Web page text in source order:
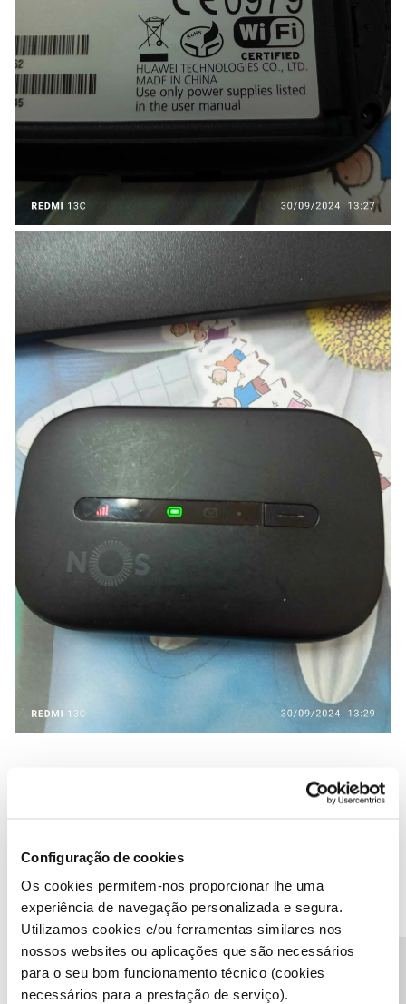
Configuração de cookies
Os cookies permitem-nos proporcionar lhe uma
experiência de navegação personalizada e segura.
Utilizamos cookies e/ou ferramentas similares nos
nossos websites ou aplicações que são necessários
para o seu bom funcionamento técnico (cookies
necessários para a prestação de serviço).
Só vejo quatro hipóteses:
Hotspot/pen ser 3G
Cartão SIM antigo limitado ao 3G ainda
O 4G está inativo no servidor da NOS para esse cartão e é
preciso contactar a NOS para ativar